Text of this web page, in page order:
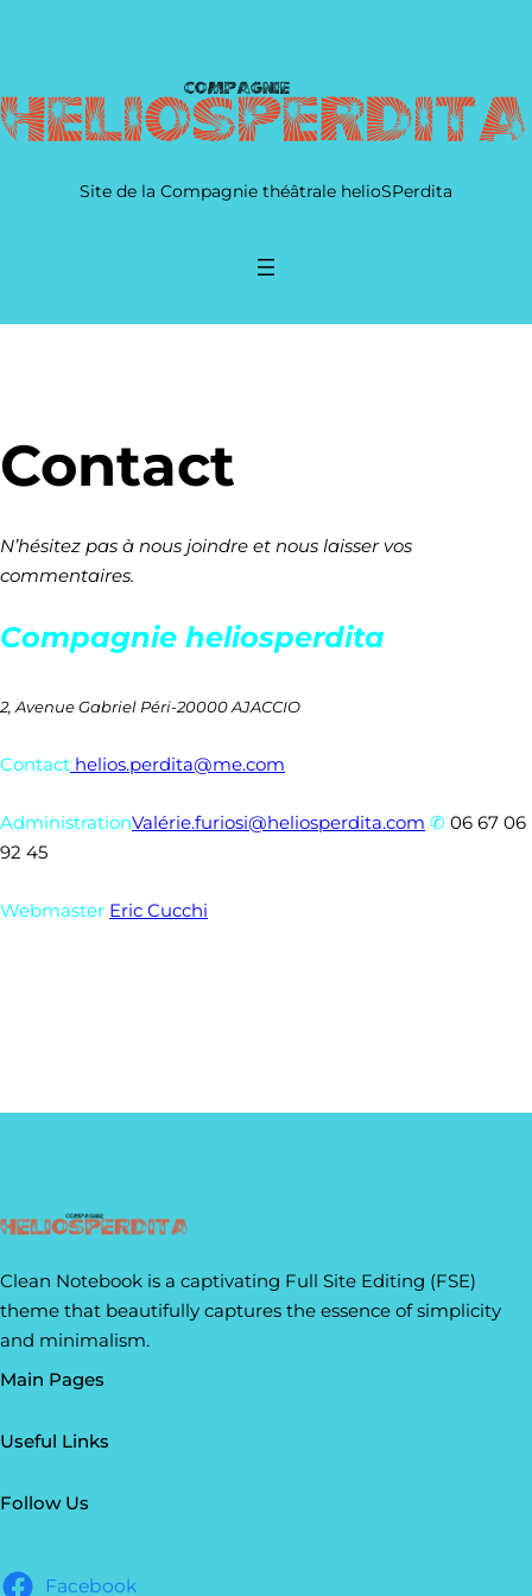
Site de la Compagnie théâtrale helioSPerdita
Contact
N’hésitez pas à nous joindre et nous laisser vos
commentaires.
Compagnie heliosperdita
2, Avenue Gabriel Péri-20000 AJACCIO
Contact helios.perdita@me.com
AdministrationValérie.furiosi@heliosperdita.com ✆ 06 67 06
92 45
Webmaster Eric Cucchi
Clean Notebook is a captivating Full Site Editing (FSE)
theme that beautifully captures the essence of simplicity
and minimalism.
Main Pages
Useful Links
Follow Us
Facebook